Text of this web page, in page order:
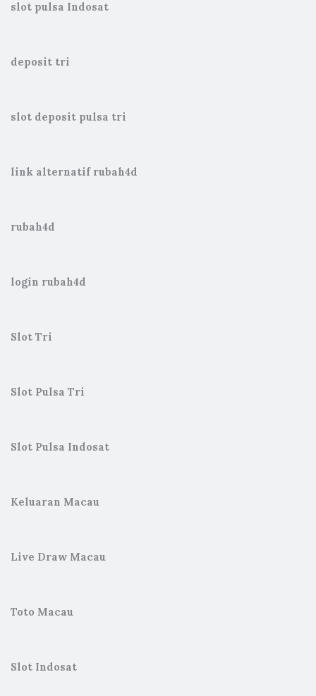
slot pulsa Indosat
deposit tri
slot deposit pulsa tri
link alternatif rubah4d
rubah4d
login rubah4d
Slot Tri
Slot Pulsa Tri
Slot Pulsa Indosat
Keluaran Macau
Live Draw Macau
Toto Macau
Slot Indosat